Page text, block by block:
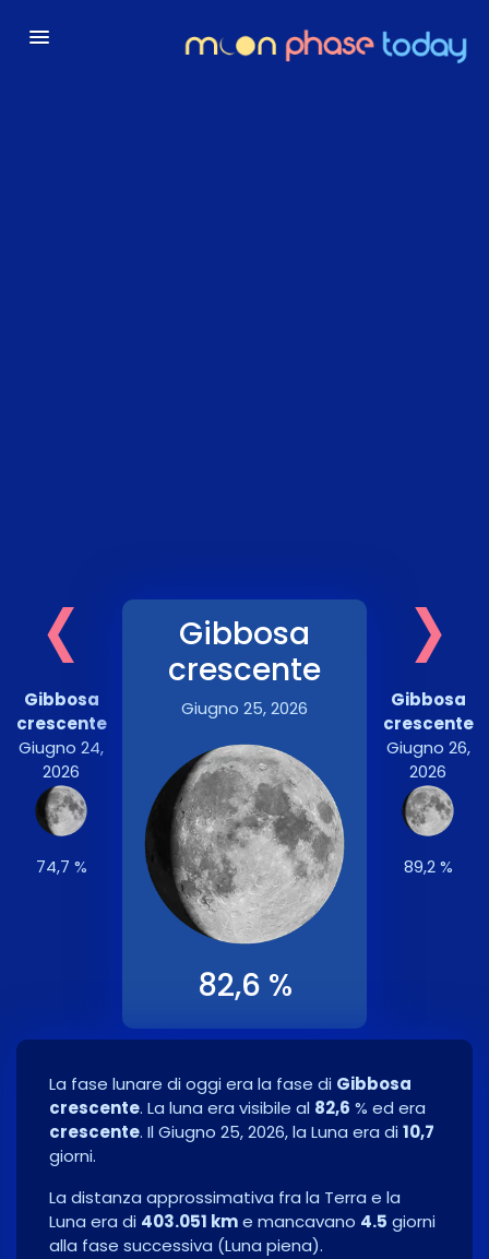
‹
Gibbosa
crescente
Giugno 24,
2026
74,7 %
Gibbosa
crescente
Giugno 25, 2026
82,6 %
›
Gibbosa
crescente
Giugno 26,
2026
89,2 %
La fase lunare di oggi era la fase di Gibbosa
crescente. La luna era visibile al 82,6 % ed era
crescente. Il Giugno 25, 2026, la Luna era di 10,7
giorni.
La distanza approssimativa fra la Terra e la
Luna era di 403.051 kme mancavano 4.5 giorni
alla fase successiva (Luna piena).